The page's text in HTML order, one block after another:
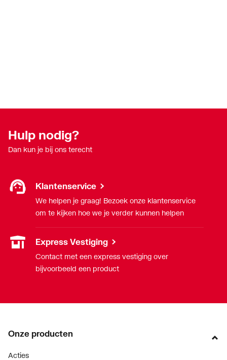
Hulp nodig?
Dan kun je bij ons terecht
Klantenservice
We helpen je graag! Bezoek onze klantenservice
om te kijken hoe we je verder kunnen helpen
Express Vestiging
Contact met een express vestiging over
bijvoorbeeld een product
Onze producten
Acties